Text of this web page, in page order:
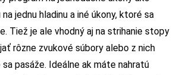
jednu hladinu a iné úkony, ktoré sa
Tiež je ale vhodný aj na strihanie stopy
rôzne zvukové súbory alebo z nich
pasáže. Ideálne ak máte nahratú